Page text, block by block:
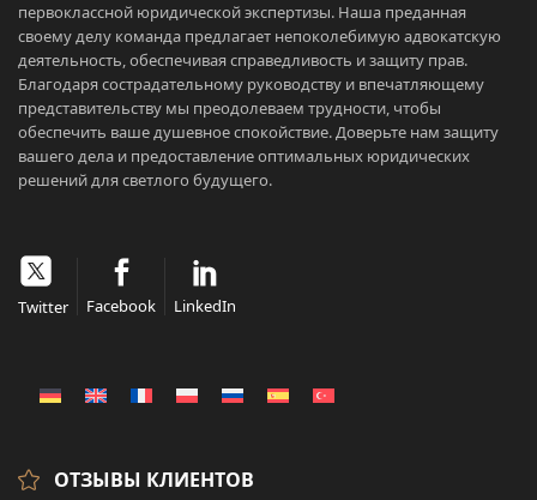
первоклассной юридической экспертизы. Наша преданная
своему делу команда предлагает непоколебимую адвокатскую
деятельность, обеспечивая справедливость и защиту прав.
Благодаря сострадательному руководству и впечатляющему
представительству мы преодолеваем трудности, чтобы
обеспечить ваше душевное спокойствие. Доверьте нам защиту
вашего дела и предоставление оптимальных юридических
решений для светлого будущего.
Twitter Facebook LinkedIn
ОТЗЫВЫ КЛИЕНТОВ